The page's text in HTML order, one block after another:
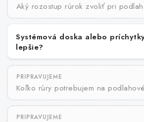
Aký rozostup rúrok zvoliť pri
Systémová doska alebo
lepšie?
PRIPRAVUJEME
Koľko rúry potrebujem na
PRIPRAVUJEME